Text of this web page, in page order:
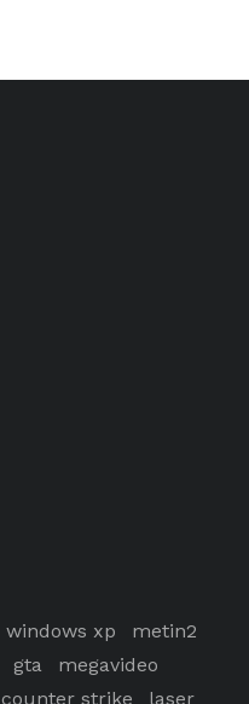
windows xp
metin2
gta
megavideo
counter strike laser